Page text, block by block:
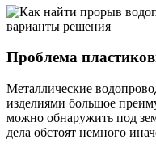
Проблема
Металлические
изделиями большое
можно обнаружить под
дела обстоят немного